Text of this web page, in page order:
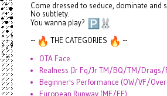
Come dressed to seduce, dominate and
No subtlety.
You wanna play?
--
THE CATEGORIES --
OTA Face
Realness (Jr Fq/Jr TM/BQ/TM/
Beginner's Performance (OW/VF/